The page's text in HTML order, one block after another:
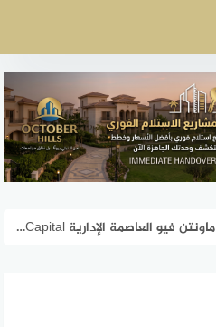
ماونتن فيو العاصمة الإدارية Mountain View Grand Valleys New Capital